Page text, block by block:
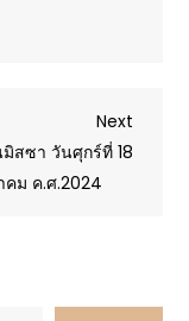
Next
Post
Next
สซา วันศุกร์ที่ 18
คม ค.ศ.2024